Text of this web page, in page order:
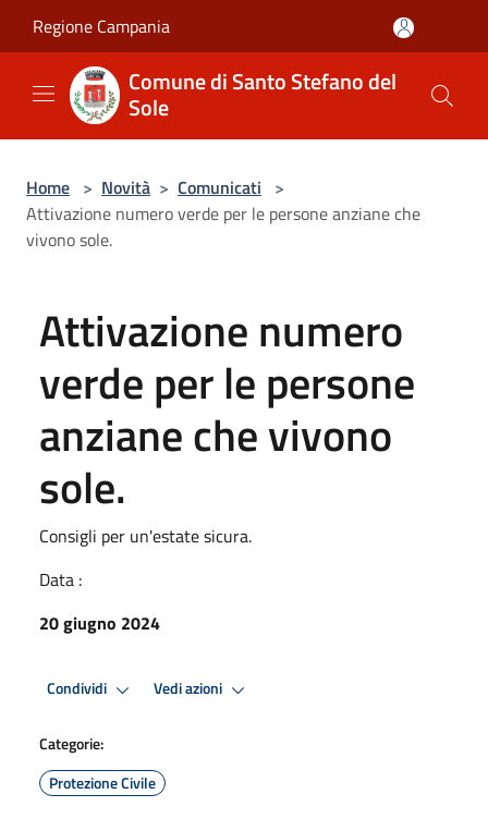
Regione Campania
Comune di Santo Stefano del
Sole
Home > Novità > Comunicati >
Attivazione numero verde per le persone anziane che
vivono sole.
Attivazione numero
verde per le persone
anziane che vivono
sole.
Consigli per un'estate sicura.
Data :
20 giugno 2024
Condividi Vedi azioni
Categorie:
Protezione Civile